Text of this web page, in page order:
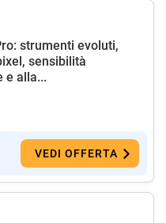
strumenti evoluti,
sensibilità
e alla...
VEDI OFFERTA